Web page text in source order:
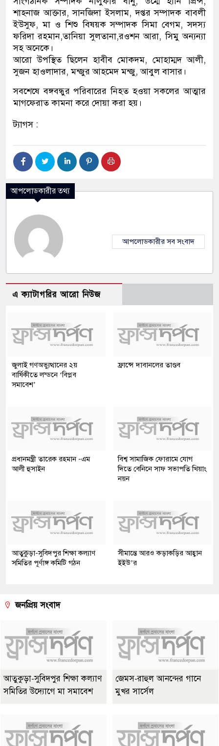
শাহনাজ আক্তার, সানজিদা ইসলাম, দপ্তর সম্পাদক বাবলী
ইউসুফ, মা ও শিশু বিষয়ক সম্পাদক সিমা বেগম, সদস্য
ফরিদা রহমান,তানিয়া সুলতানা,রওশন আরা, সিমু অন্যন্যা
সহ অনেকে।
আরো উপস্থিত ছিলেন হাবীব মোকদম, মোহাম্মদ আলী,
সুজন হাওলাদার, মন্জুর আহমেদ মন্জু, আবুল বাসার।
সবশেষে বঙ্গবন্ধুর পরিবারের নিহত হওয়া সকলের আত্মার
মাগফেরাত কামনা করে দোয়া করা হয়।
ট্যাগস :
আপলোডকারীর তথ্য
আপলোডকারীর সব সংবাদ
এ ক্যাটাগরির আরো নিউজ
জুলাই গণঅভ্যুত্থানের ২য়
বার্ষিকীতে লন্ডনে ‘বিপ্লব
সমাবেশ’
ফ্রান্সে দাবানলের তাণ্ডব
প্রধানমন্ত্রী তারেক রহমান -এম
আলী হুসাইন
বিশ্ব সামাজিক ফোরামে যোগ
দিতে বেনিনে সাফ সভাপতি খিয়াং
নয়ন
আতুকুড়া-সুবিদপুর শিক্ষা কল্যাণ
সমিতির পূর্ণাঙ্গ কমিটি গঠন
সীমান্তে আরও কড়াকড়ির আহ্বান
ইইউ’র
জনপ্রিয় সংবাদ
আতুকুড়া-সুবিদপুর শিক্ষা কল্যাণ
সমিতির উদ্যোগে মা সমাবেশ
জেমস-রাহুল আনন্দের গানে
মুখর সার্সেল